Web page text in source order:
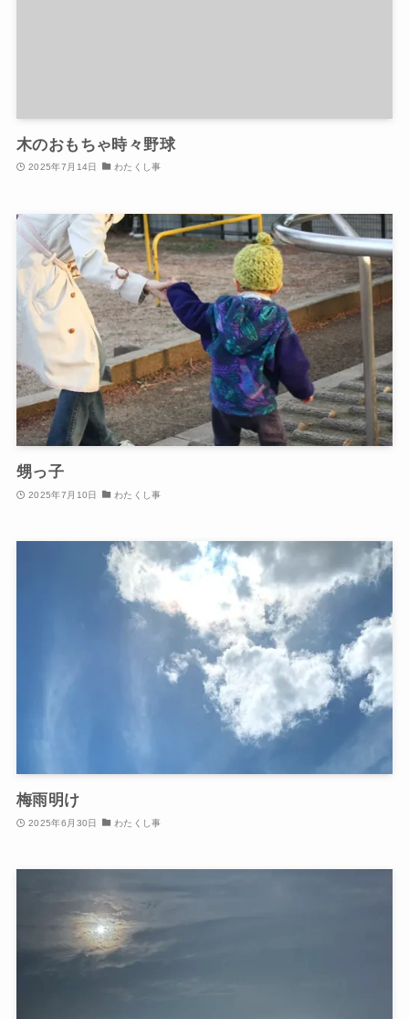
木のおもちゃ時々野球
2025年7月14日 わたくし事
甥っ子
2025年7月10日 わたくし事
梅雨明け
2025年6月30日 わたくし事